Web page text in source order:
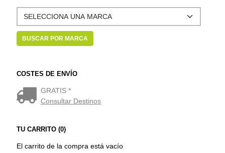
COSTES DE ENVÍO
GRATIS *
Consultar Destinos
TU CARRITO (0)
El carrito de la compra está vacío